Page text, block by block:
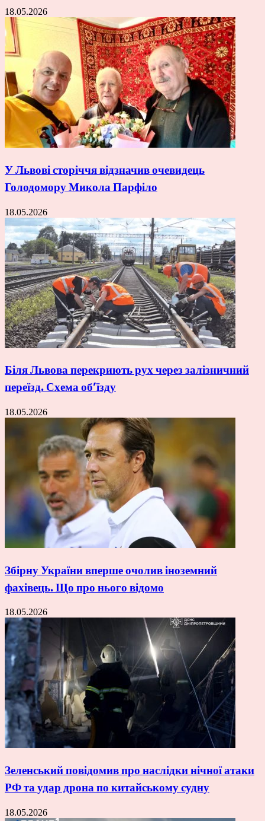
18.05.2026
У Львові сторіччя відзначив очевидець
Голодомору Микола Парфіло
18.05.2026
Біля Львова перекриють рух через залізничний
переїзд. Схема об’їзду
18.05.2026
Збірну України вперше очолив іноземний
фахівець. Що про нього відомо
18.05.2026
Зеленський повідомив про наслідки нічної атаки
РФ та удар дрона по китайському судну
18.05.2026